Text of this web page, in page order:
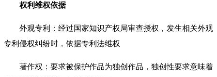
权利维权依据
外观专利：经过国家知识产权局审查授权，发生相关外观
专利侵权纠纷时，依据专利法维权
著作权：要求被保护作品为独创作品，独创性要求意味着